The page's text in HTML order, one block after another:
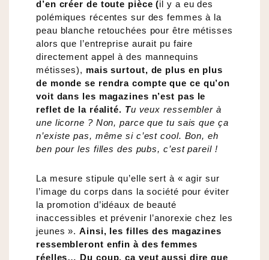
d’en créer de toute pièce (il y a eu des
polémiques récentes sur des femmes à la
peau blanche retouchées pour être métisses
alors que l’entreprise aurait pu faire
directement appel à des mannequins
métisses), mais surtout, de plus en plus
de monde se rendra compte que ce qu’on
voit dans les magazines n’est pas le
reflet de la réalité. Tu veux ressembler à
une licorne ? Non, parce que tu sais que ça
n’existe pas, même si c’est cool. Bon, eh
ben pour les filles des pubs, c’est pareil !
La mesure stipule qu’elle sert à « agir sur
l’image du corps dans la société pour éviter
la promotion d’idéaux de beauté
inaccessibles et prévenir l’anorexie chez les
jeunes ».Ainsi, les filles des magazines
ressembleront enfin à des femmes
réelles… Du coup, ça veut aussi dire que